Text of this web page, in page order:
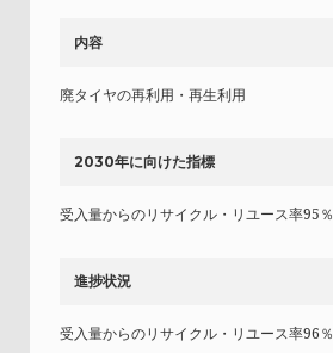
内容
廃タイヤの再利用・再生利用
2030年に向けた指標
受入量からのリサイクル・リユース率95％
進捗状況
受入量からのリサイクル・リユース率96％